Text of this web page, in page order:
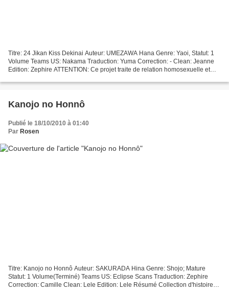
Titre: 24 Jikan Kiss Dekinai Auteur: UMEZAWA Hana Genre: Yaoi, Statut: 1
Volume Teams US: Nakama Traduction: Yuma Correction: - Clean: Jeanne
Edition: Zephire ATTENTION: Ce projet traite de relation homosexuelle et
Kanojo no Honnô
Publié le 18/10/2010 à 01:40
Par Rosen
Titre: Kanojo no Honnô Auteur: SAKURADA Hina Genre: Shojo; Mature
Statut: 1 Volume(Terminé) Teams US: Eclipse Scans Traduction: Zephire
Correction: Camille Clean: Lele Edition: Lele Résumé Collection d'histoires